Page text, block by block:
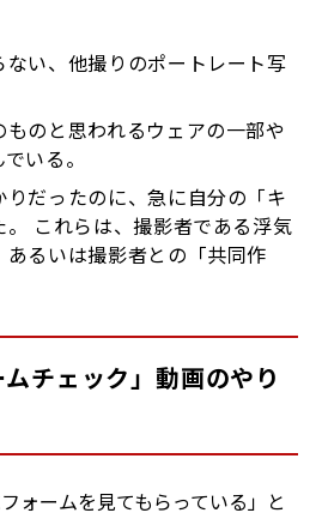
い、他撮りのポートレート写
のと思われるウェアの一部や
いる。
だったのに、急に自分の「キ
。 これらは、撮影者である浮気
るいは撮影者との「共同作
チェック」動画のやり
ォームを見てもらっている」と